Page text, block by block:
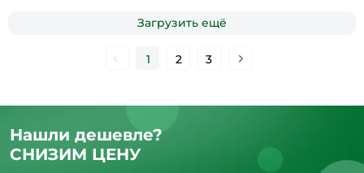
Загрузить ещё
1 2 3
Нашли дешевле?
СНИЗИМ ЦЕНУ